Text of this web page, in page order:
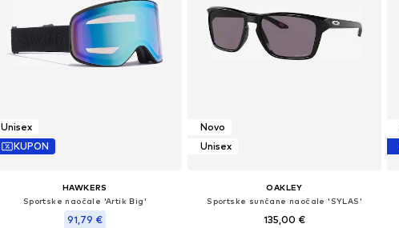
Unisex
KUPON
HAWKERS
Sportske naočale 'Artik Big'
91,79 €
Novo
Unisex
OAKLEY
Sportske sunčane naočale 'SYLAS'
135,00 €